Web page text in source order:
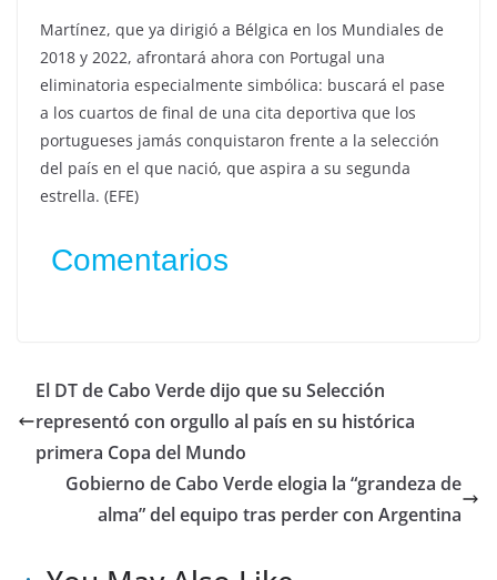
Martínez, que ya dirigió a Bélgica en los Mundiales de
2018 y 2022, afrontará ahora con Portugal una
eliminatoria especialmente simbólica: buscará el pase
a los cuartos de final de una cita deportiva que los
portugueses jamás conquistaron frente a la selección
del país en el que nació, que aspira a su segunda
estrella. (EFE)
Comentarios
El DT de Cabo Verde dijo que su Selección
representó con orgullo al país en su histórica
primera Copa del Mundo
Gobierno de Cabo Verde elogia la “grandeza de
alma” del equipo tras perder con Argentina